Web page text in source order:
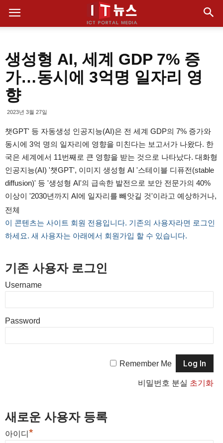
생성형 AI, 세계 GDP 7% 증
가…동시에 3억명 일자리 영
향
2023년 3월 27일
챗GPT' 등 자동생성 인공지능(AI)은 전 세계 GDP의 7% 증가와
동시에 3억 명의 일자리에 영향을 미친다는 보고서가 나왔다. 한
국은 세계에서 11번째로 큰 영향을 받는 것으로 나타났다. 대화형
인공지능(AI) '챗GPT', 이미지 생성형 AI '스테이블 디퓨전(stable
diffusion)' 등 '생성형 AI'의 급속한 발전으로 보안 전문가의 40%
이상이 '2030년까지 AI에 일자리를 빼앗길 것'이라고 예상하거나,
전체
이 콘텐츠는 사이트 회원 전용입니다. 기존의 사용자라면 로그인
하세요. 새 사용자는 아래에서 회원가입 할 수 있습니다.
기존 사용자 로그인
Username
Password
Remember Me
비밀번호 분실 초기화
새로운 사용자 등록
아이디 *